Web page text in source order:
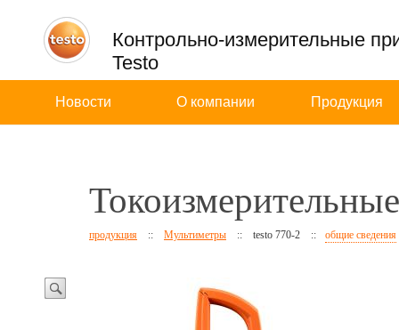
Контрольно-измерительные
Testo
Новости О компании Продукция
продукция :: Мультиметры :: testo 770-2 :: общие сведения